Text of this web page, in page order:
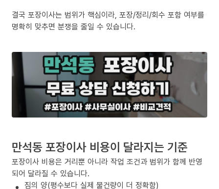
결국 포장이사는 범위가 핵심이라, 포장/정리/회수 포함 여부를
명확히 맞추면 분쟁을 줄일 수 있습니다.
만석동 포장이사 비용이 달라지는 기준
포장이사 비용은 거리뿐 아니라 작업 조건과 범위가 함께 반영
되어 달라질 수 있습니다.
짐의 양(평수보다 실제 물건량이 더 정확함)